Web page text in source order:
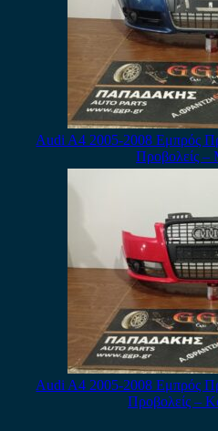
Audi A4 2005-2008 Εμπρός
Προβολείς
Audi A4 2005-2008 Εμπρός
Προβολείς –